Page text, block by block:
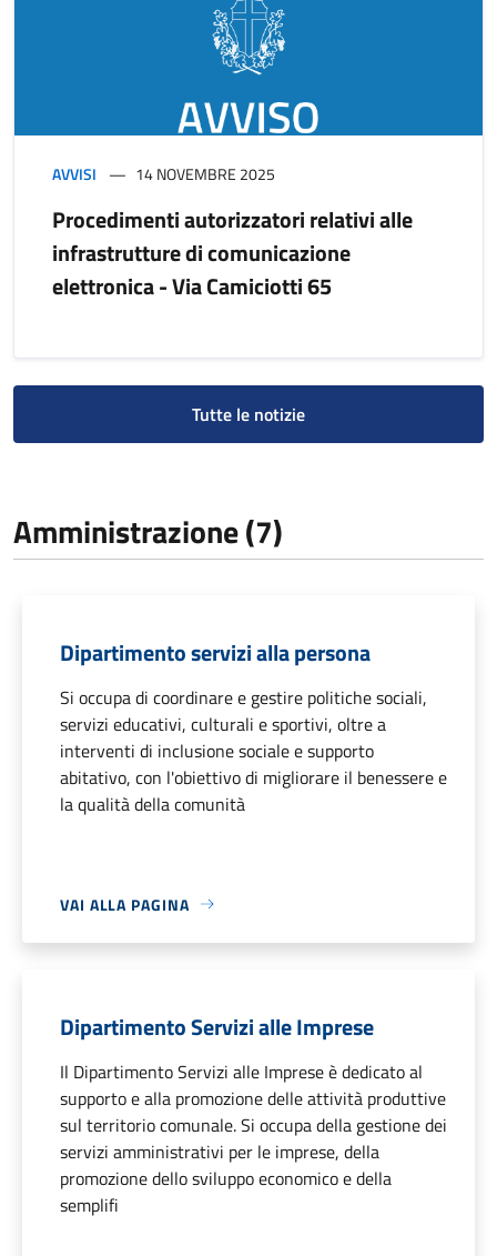
AVVISI 14 NOVEMBRE 2025
Procedimenti autorizzatori relativi alle
infrastrutture di comunicazione
elettronica - Via Camiciotti 65
Tutte le notizie
Amministrazione (7)
Dipartimento servizi alla persona
Si occupa di coordinare e gestire politiche sociali,
servizi educativi, culturali e sportivi, oltre a
interventi di inclusione sociale e supporto
abitativo, con l'obiettivo di migliorare il benessere e
la qualità della comunità
VAI ALLA PAGINA
Dipartimento Servizi alle Imprese
Il Dipartimento Servizi alle Imprese è dedicato al
supporto e alla promozione delle attività produttive
sul territorio comunale. Si occupa della gestione dei
servizi amministrativi per le imprese, della
promozione dello sviluppo economico e della
semplifi